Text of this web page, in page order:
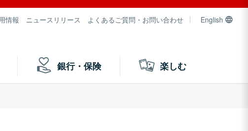
情報 ニュースリリース よくあるご質問・お問い合わせ English
銀行・保険 楽しむ